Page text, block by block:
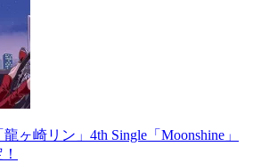
ヶ崎リン」4th Single「Moonshine」